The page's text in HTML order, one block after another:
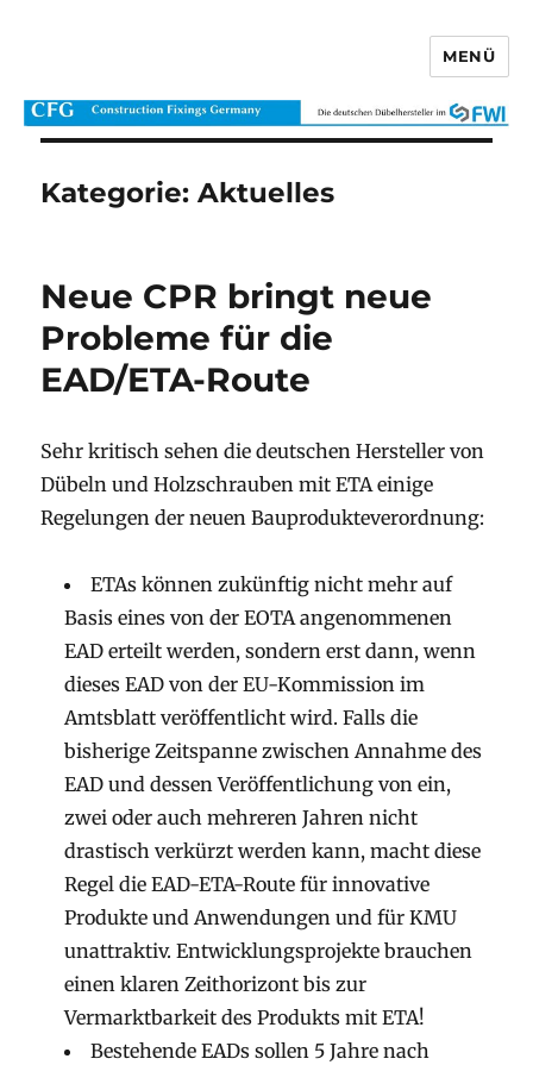
CFG Construction Fixings Germany
MENÜ
Kategorie:Aktuelles
Neue CPR bringt neue
Probleme für die
EAD/ETA-Route
Sehr kritisch sehen die deutschen Hersteller von
Dübeln und Holzschrauben mit ETA einige
Regelungen der neuen Bauprodukteverordnung:
ETAs können zukünftig nicht mehr auf
Basis eines von der EOTA angenommenen
EAD erteilt werden, sondern erst dann, wenn
dieses EAD von der EU-Kommission im
Amtsblatt veröffentlicht wird. Falls die
bisherige Zeitspanne zwischen Annahme des
EAD und dessen Veröffentlichung von ein,
zwei oder auch mehreren Jahren nicht
drastisch verkürzt werden kann, macht diese
Regel die EAD-ETA-Route für innovative
Produkte und Anwendungen und für KMU
unattraktiv. Entwicklungsprojekte brauchen
einen klaren Zeithorizont bis zur
Vermarktbarkeit des Produkts mit ETA!
Bestehende EADs sollen 5 Jahre nach